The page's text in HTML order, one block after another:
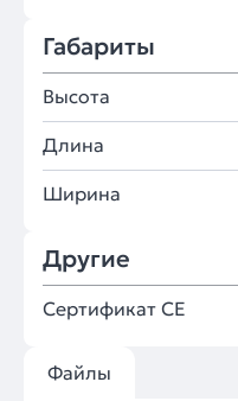
Габариты
Высота
Длина
Ширина
Другие
Сертификат CE
Файлы